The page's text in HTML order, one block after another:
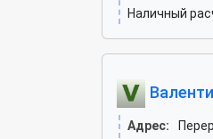
Наличный
Адрес: